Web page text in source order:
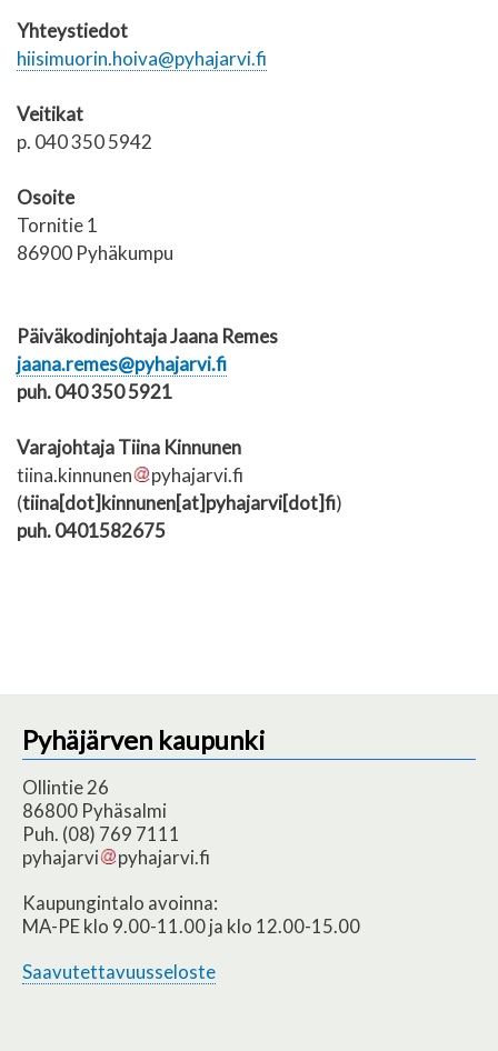
Yhteystiedot
hiisimuorin.hoiva@pyhajarvi.fi
Veitikat
p. 040 350 5942
Osoite
Tornitie 1
86900 Pyhäkumpu
Päiväkodinjohtaja Jaana Remes
jaana.remes@pyhajarvi.fi
puh. 040 350 5921
Varajohtaja Tiina Kinnunen
tiina.kinnunen
pyhajarvi.fi
(tiina[dot]kinnunen[at]pyhajarvi[dot]fi)
puh. 0401582675
Pyhäjärven kaupunki
Ollintie 26
86800 Pyhäsalmi
Puh. (08) 769 7111
pyhajarvi
pyhajarvi.fi
Kaupungintalo avoinna:
MA-PE klo 9.00-11.00 ja klo 12.00-15.00
Saavutettavuusseloste